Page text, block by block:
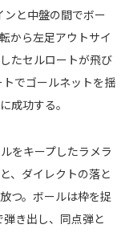
と中盤の間でボー
から左足アウトサイ
たセルロートが飛び
でゴールネットを揺
成功する。
をキープしたラメラ
、ダイレクトの落と
つ。ボールは枠を捉
き出し、同点弾と